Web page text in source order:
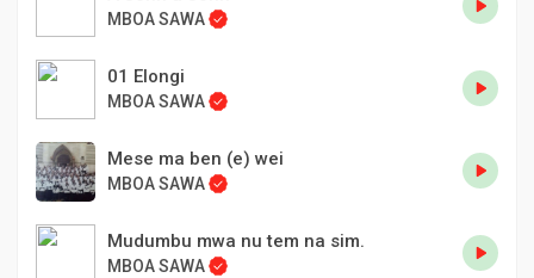
MBOA SAWA
01 Elongi
MBOA SAWA
Mese ma ben (e) wei
MBOA SAWA
Mudumbu mwa nu tem na sim.
MBOA SAWA